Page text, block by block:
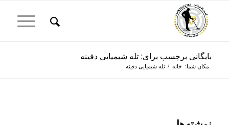
بایگانی برچسب برای: تله شیمیایی دفینه
مکان شما: خانه / تله شیمیایی دفینه